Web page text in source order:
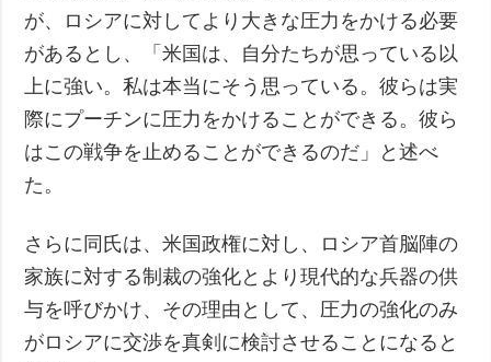
が、ロシアに対してより大きな圧力をかける必要
があるとし、「米国は、自分たちが思っている以
上に強い。私は本当にそう思っている。彼らは実
際にプーチンに圧力をかけることができる。彼ら
はこの戦争を止めることができるのだ」と述べ
た。
さらに同氏は、米国政権に対し、ロシア首脳陣の
家族に対する制裁の強化とより現代的な兵器の供
与を呼びかけ、その理由として、圧力の強化のみ
がロシアに交渉を真剣に検討させることになると